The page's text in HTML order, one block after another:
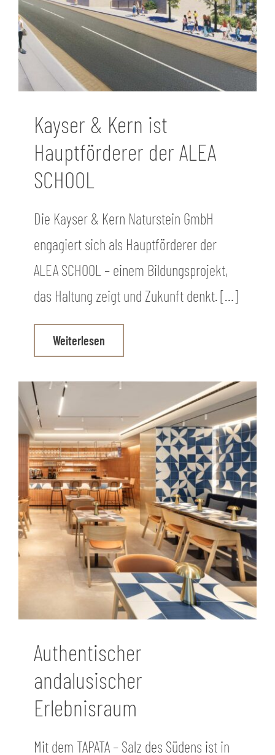
Kayser & Kern ist
Hauptförderer der ALEA
SCHOOL
Die Kayser & Kern Naturstein GmbH
engagiert sich als Hauptförderer der
ALEA SCHOOL – einem Bildungsprojekt,
das Haltung zeigt und Zukunft denkt. […]
Weiterlesen
Authentischer
andalusischer
Erlebnisraum
Mit dem TAPATA – Salz des Südens ist in